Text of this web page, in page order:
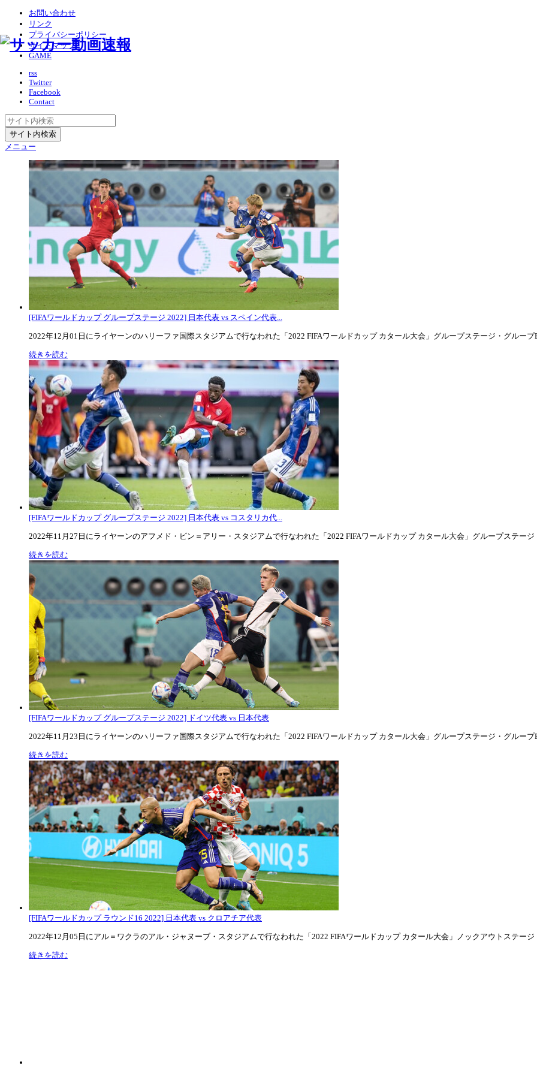
お問い合わせ
リンク
プライバシーポリシー
サイトマップ
GAME
rss
Twitter
Facebook
Contact
メニュー
[FIFAワールドカップ グループステージ 2022] 日本代表 vs スペイン代表...
2022年12月01日にライヤーンのハリーファ国際スタジアムで行なわれた「2022 FIFAワールドカップ カタール大会」グループステージ・グループ
続きを読む
[FIFAワールドカップ グループステージ 2022] 日本代表 vs コスタリカ代...
2022年11月27日にライヤーンのアフメド・ビン＝アリー・スタジアムで行なわれた「2022 FIFAワールドカップ カタール大会」グループステージ
続きを読む
[FIFAワールドカップ グループステージ 2022] ドイツ代表 vs 日本代表
2022年11月23日にライヤーンのハリーファ国際スタジアムで行なわれた「2022 FIFAワールドカップ カタール大会」グループステージ・グループ
続きを読む
[FIFAワールドカップ ラウンド16 2022] 日本代表 vs クロアチア代表
2022年12月05日にアル＝ワクラのアル・ジャヌーブ・スタジアムで行なわれた「2022 FIFAワールドカップ カタール大会」ノックアウトステージ
続きを読む